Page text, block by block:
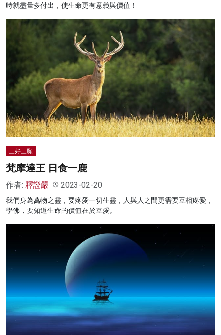
時就盡量多付出，使生命更有意義與價值！
三好三願
梵摩達王 日食一鹿
作者: 釋證嚴 2023-02-20
我們身為萬物之靈，要疼愛一切生靈，人與人之間更需要互相疼愛，
學佛，要知道生命的價值在於互愛。